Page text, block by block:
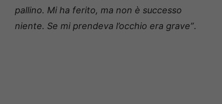
pallino. Mi ha ferito, ma non è successo
niente. Se mi prendeva l’occhio era grave”.